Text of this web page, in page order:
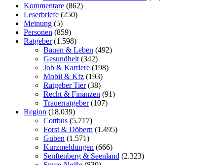
Kommentare (862)
Leserbriefe (250)
Meinung (5)
Personen (859)
Ratgeber(1.598)
Bauen & Leben (492)
Gesundheit(342)
Job & Karriere (198)
Mobil & Kfz (193)
Ratgeber Tier(38)
Recht & Finanzen (91)
Trauerratgeber(107)
Region (18.039)
Cottbus (5.717)
Forst & Döbern (1.495)
Guben (1.571)
Kurzmeldungen (666)
Senftenberg & Seenland (2.323)